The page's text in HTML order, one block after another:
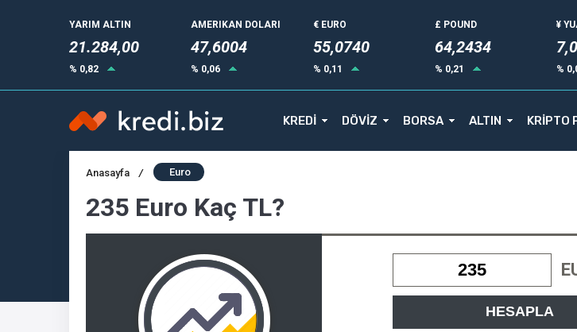
YARIM ALTIN
21.284,00
% 0,82
AMERIKAN DOLARI
47,6004
% 0,06
€ EURO
55,0744
% 0,11
£ POUND
64,2434
% 0,21
¥
%
KREDİ DÖVİZ BORSA ALTIN KRİPTO
Anasayfa / Euro
235 Euro Kaç TL?
HESAPLA